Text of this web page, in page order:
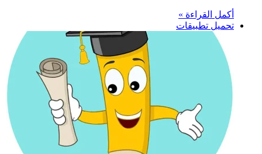
أكمل القراءة »
تحميل تطبيقات